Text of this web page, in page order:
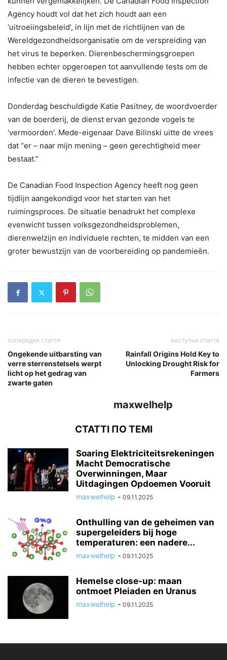
Agency houdt vol dat het zich houdt aan een
‘uitroeiingsbeleid’, in lijn met de richtlijnen van de
Wereldgezondheidsorganisatie om de verspreiding van
het virus te beperken. Dierenbeschermingsgroepen
hebben echter opgeroepen tot aanvullende tests om de
infectie van de dieren te bevestigen.
Donderdag beschuldigde Katie Pasitney, de woordvoerder
van de boerderij, de dienst ervan gezonde vogels te
‘vermoorden’. Mede-eigenaar Dave Bilinski uitte de vrees
dat “er – naar mijn mening – geen gerechtigheid meer
bestaat.”
De Canadian Food Inspection Agency heeft nog geen
tijdlijn aangekondigd voor het starten van het
ruimingsproces. De situatie benadrukt het complexe
evenwicht tussen volksgezondheidsproblemen,
dierenwelzijn en individuele rechten, te midden van een
groter bewustzijn van de voorbereiding op pandemieën.
попередня стаття
Ongekende uitbarsting van
verre sterrenstelsels werpt
licht op het gedrag van
zwarte gaten
наступна стаття
Rainfall Origins Hold Key to
Unlocking Drought Risk for
Farmers
maxwelhelp
СТАТТІ ПО ТЕМІ
Soaring Elektriciteitsrekeningen
Macht Democratische
Overwinningen, Maar
Uitdagingen Opdoemen Vooruit
maxwelhelp - 09.11.2025
Onthulling van de geheimen van
supergeleiders bij hoge
temperaturen: een nadere...
maxwelhelp - 09.11.2025
Hemelse close-up: maan
ontmoet Pleiaden en Uranus
maxwelhelp - 09.11.2025